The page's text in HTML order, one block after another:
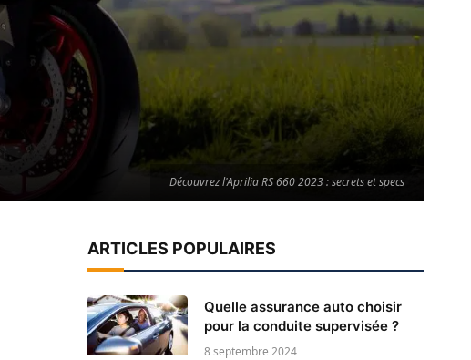
Découvrez l'Aprilia RS 660 2023 : secrets et specs
ARTICLES POPULAIRES
Quelle assurance auto choisir
pour la conduite supervisée ?
8 septembre 2024